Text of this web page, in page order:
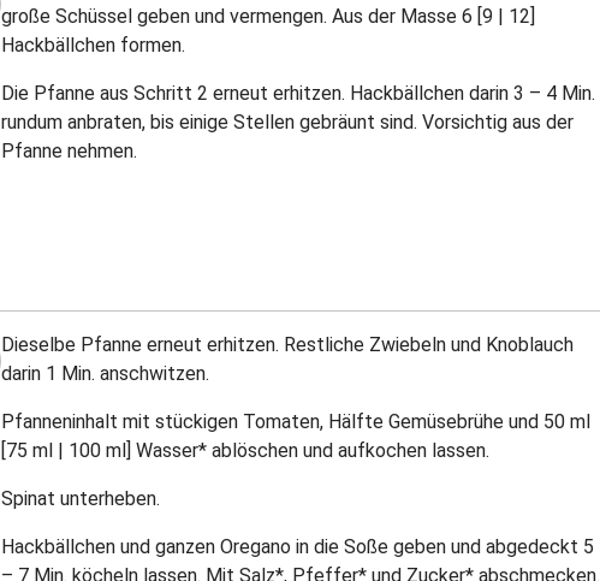
große Schüssel geben und vermengen. Aus der Masse 6 [9 | 12]
Hackbällchen formen.
Die Pfanne aus Schritt 2 erneut erhitzen. Hackbällchen darin 3 – 4 Min.
rundum anbraten, bis einige Stellen gebräunt sind. Vorsichtig aus der
Pfanne nehmen.
Dieselbe Pfanne erneut erhitzen. Restliche Zwiebeln und Knoblauch
darin 1 Min. anschwitzen.
Pfanneninhalt mit stückigen Tomaten, Hälfte Gemüsebrühe und 50 ml
[75 ml | 100 ml] Wasser* ablöschen und aufkochen lassen.
Spinat unterheben.
Hackbällchen und ganzen Oregano in die Soße geben und abgedeckt 5
– 7 Min. köcheln lassen. Mit Salz*, Pfeffer* und Zucker* abschmecken.